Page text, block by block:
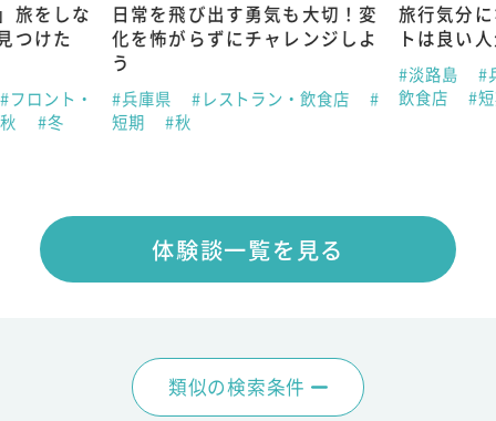
旅をしな
つけた
#フロント・
#冬
日常を飛び出す勇気も大切！変
化を怖がらずにチャレンジしよ
う
#兵庫県 #レストラン・飲食店
#
短期
#秋
旅行気分
トは良い
#淡路島
#
飲食店
#
体験談一覧を見る
類似の検索条件